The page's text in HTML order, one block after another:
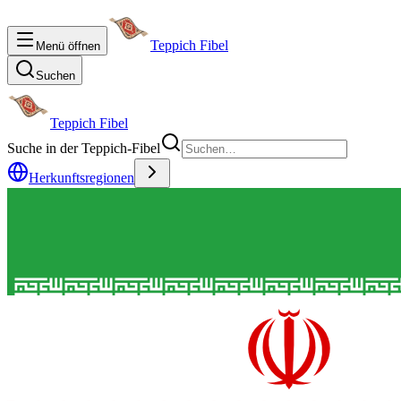
Menü öffnen Teppich Fibel
Suchen
Teppich Fibel
Suche in der Teppich-Fibel
Herkunftsregionen